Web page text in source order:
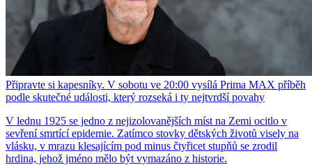
Připravte si kapesníky. V sobotu ve 20:00 vysílá Prima MAX příběh
podle skutečné události, který rozseká i ty nejtvrdší povahy
V lednu 1925 se jedno z nejizolovanějších míst na Zemi ocitlo v
sevření smrtící epidemie. Zatímco stovky dětských životů visely na
vlásku, v mrazu klesajícím pod minus čtyřicet stupňů se zrodil
hrdina, jehož jméno mělo být vymazáno z historie.